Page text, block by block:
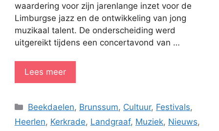
waardering voor zijn jarenlange inzet voor de
Limburgse jazz en de ontwikkeling van jong
muzikaal talent. De onderscheiding werd
uitgereikt tijdens een concertavond van …
Lees meer
Categorieën
Beekdaelen, Brunssum, Cultuur, Festivals,
Heerlen, Kerkrade, Landgraaf, Muziek, Nieuws,